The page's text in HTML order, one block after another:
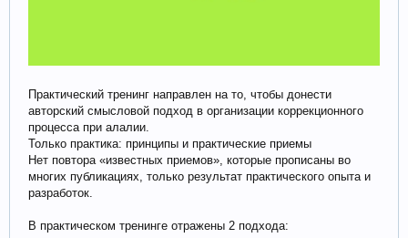
Практический тренинг направлен на то, чтобы донести
авторский смысловой подход в организации коррекционного
процесса при алалии.
Только практика: принципы и практические приемы
Нет повтора «известных приемов», которые прописаны во
многих публикациях, только результат практического опыта и
разработок.
В практическом тренинге отражены 2 подхода: